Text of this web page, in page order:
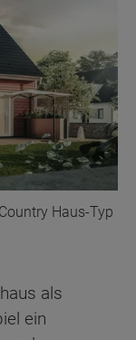
Haus-Typ
als
ein